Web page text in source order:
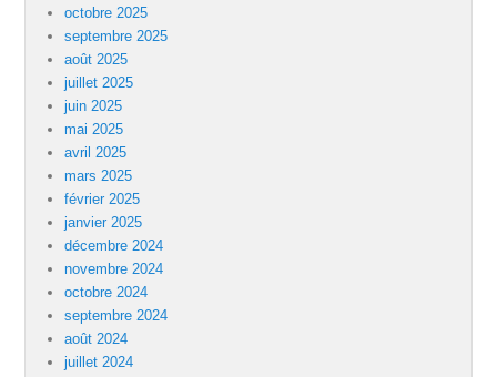
octobre 2025
septembre 2025
août 2025
juillet 2025
juin 2025
mai 2025
avril 2025
mars 2025
février 2025
janvier 2025
décembre 2024
novembre 2024
octobre 2024
septembre 2024
août 2024
juillet 2024